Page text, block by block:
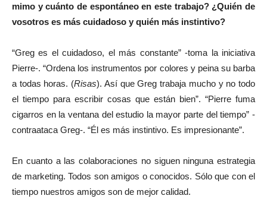
mimo y cuánto de espontáneo en este trabajo? ¿Quién de
vosotros es más cuidadoso y quién más instintivo?
“Greg es el cuidadoso, el más constante” -toma la iniciativa
Pierre-. “Ordena los instrumentos por colores y peina su barba
a todas horas. (Risas). Así que Greg trabaja mucho y no todo
el tiempo para escribir cosas que están bien”. “Pierre fuma
cigarros en la ventana del estudio la mayor parte del tiempo” -
contraataca Greg-. “Él es más instintivo. Es impresionante”.
En cuanto a las colaboraciones no siguen ninguna estrategia
de marketing. Todos son amigos o conocidos. Sólo que con el
tiempo nuestros amigos son de mejor calidad.